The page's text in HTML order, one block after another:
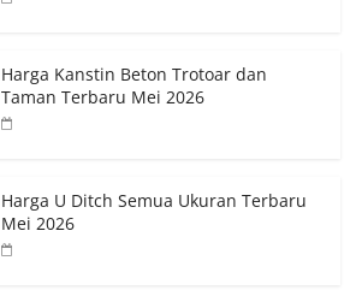
Harga Kanstin Beton Trotoar dan
Taman Terbaru Mei 2026
Harga U Ditch Semua Ukuran Terbaru
Mei 2026